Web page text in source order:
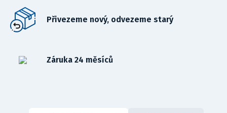
Přivezeme nový, odvezeme starý
Záruka 24 měsíců